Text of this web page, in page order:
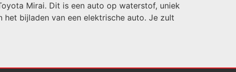
Mirai. Dit is een auto op waterstof, uniek
het bijladen van een elektrische auto. Je zult